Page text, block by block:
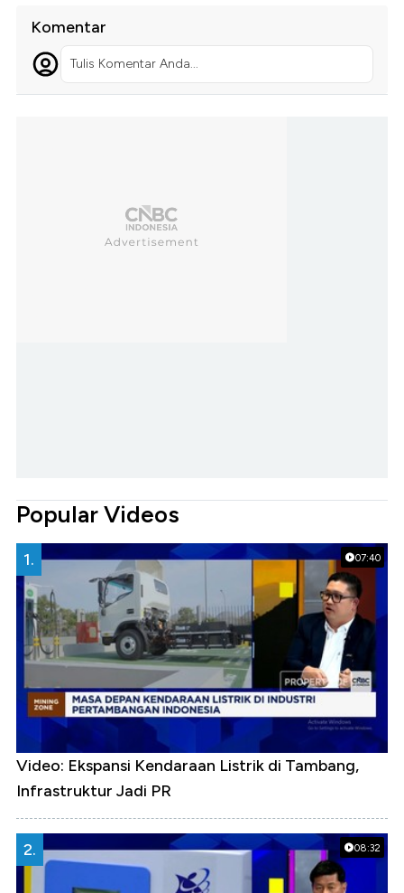
Komentar
Tulis Komentar Anda...
Popular Videos
07:40
1.
Video: Ekspansi Kendaraan Listrik di Tambang,
Infrastruktur Jadi PR
08:32
2.